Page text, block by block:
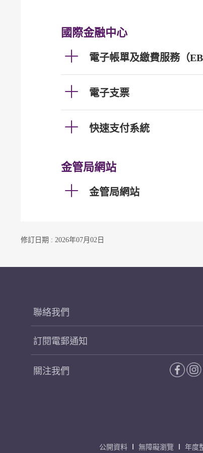
國際金融中心
電子帳單及繳費服務（
電子支票
快速支付系統
金管局網站
金管局網站
修訂日期 : 2026年07月02日
聯絡我們
訂閱電郵通知
關注我們
公開資料 無障礙瀏覽 年度